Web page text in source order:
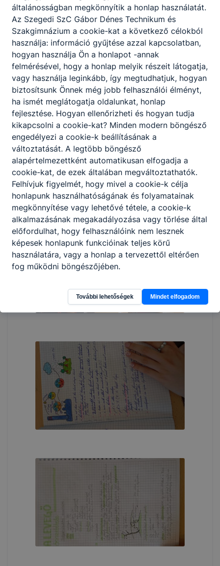
általánosságban megkönnyítik a honlap használatát.
Az Szegedi SzC Gábor Dénes Technikum és
Szakgimnázium a cookie-kat a következő célokból
használja: információ gyűjtése azzal kapcsolatban,
hogyan használja Ön a honlapot -annak
felmérésével, hogy a honlap melyik részeit látogatja,
vagy használja leginkább, így megtudhatjuk, hogyan
biztosítsunk Önnek még jobb felhasználói élményt,
ha ismét meglátogatja oldalunkat, honlap
fejlesztése. Hogyan ellenőrizheti és hogyan tudja
kikapcsolni a cookie-kat? Minden modern böngésző
engedélyezi a cookie-k beállításának a
változtatását. A legtöbb böngésző
alapértelmezettként automatikusan elfogadja a
cookie-kat, de ezek általában megváltoztathatók.
Felhívjuk figyelmét, hogy mivel a cookie-k célja
honlapunk használhatóságának és folyamatainak
megkönnyítése vagy lehetővé tétele, a cookie-k
alkalmazásának megakadályozása vagy törlése által
előfordulhat, hogy felhasználóink nem lesznek
képesek honlapunk funkcióinak teljes körű
használatára, vagy a honlap a tervezettől eltérően
fog működni böngészőjében.
További lehetőségek Mindet elfogadom